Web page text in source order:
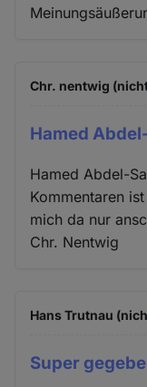
Chr. nentwig
Hamed
Hamed Abdel-
Kommentaren
mich da nur
Chr. Nentwig
Hans Trutnau
Super